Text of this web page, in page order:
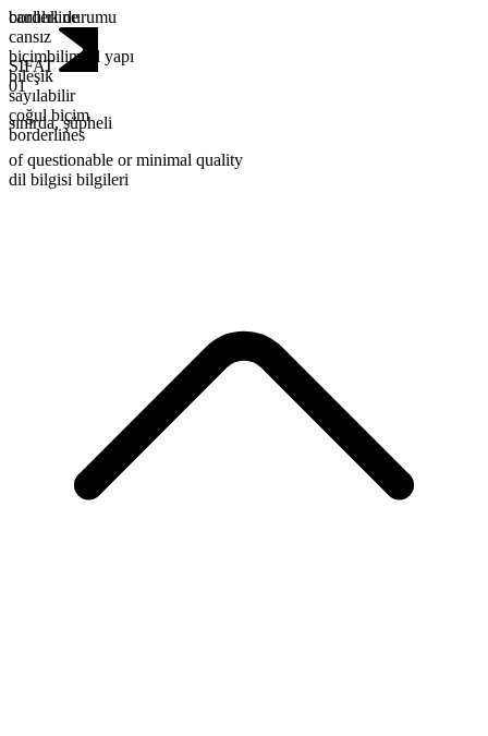
canlılık durumu
cansız
biçimbilimsel yapı
bileşik
sayılabilir
çoğul biçim
borderlines
borderline
SIFAT
01
sınırda,şüpheli
of questionable or minimal quality
dil bilgisi bilgileri